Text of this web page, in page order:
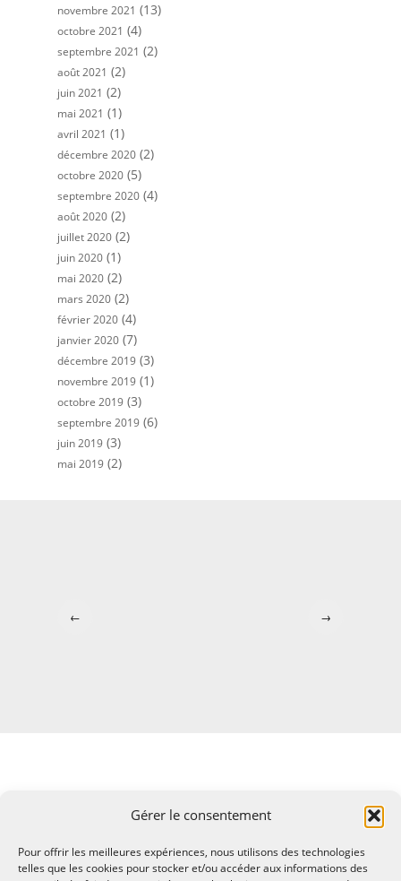
Gérer le consentement
Pour offrir les meilleures expériences, nous utilisons des technologies
telles que les cookies pour stocker et/ou accéder aux informations des
novembre 2021 (13)
octobre 2021 (4)
septembre 2021 (2)
août 2021 (2)
juin 2021 (2)
mai 2021 (1)
avril 2021 (1)
décembre 2020 (2)
octobre 2020 (5)
septembre 2020 (4)
août 2020 (2)
juillet 2020 (2)
juin 2020 (1)
mai 2020 (2)
mars 2020 (2)
février 2020 (4)
janvier 2020 (7)
décembre 2019 (3)
novembre 2019 (1)
octobre 2019 (3)
septembre 2019 (6)
juin 2019 (3)
mai 2019 (2)
← →